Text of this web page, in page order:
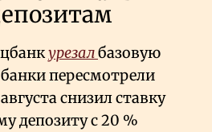
урезалбазовую
пересмотрели
снизил ставку
депозиту с 20 %